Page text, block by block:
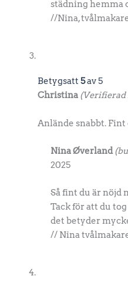
städning hemma
//Nina,
Betygsatt 5av 5
Christina (Verifierad
Anlände snabbt.
Nina Øverland
2025
Så fint du är nöjd
Tack för att du
det betyder
// Nina